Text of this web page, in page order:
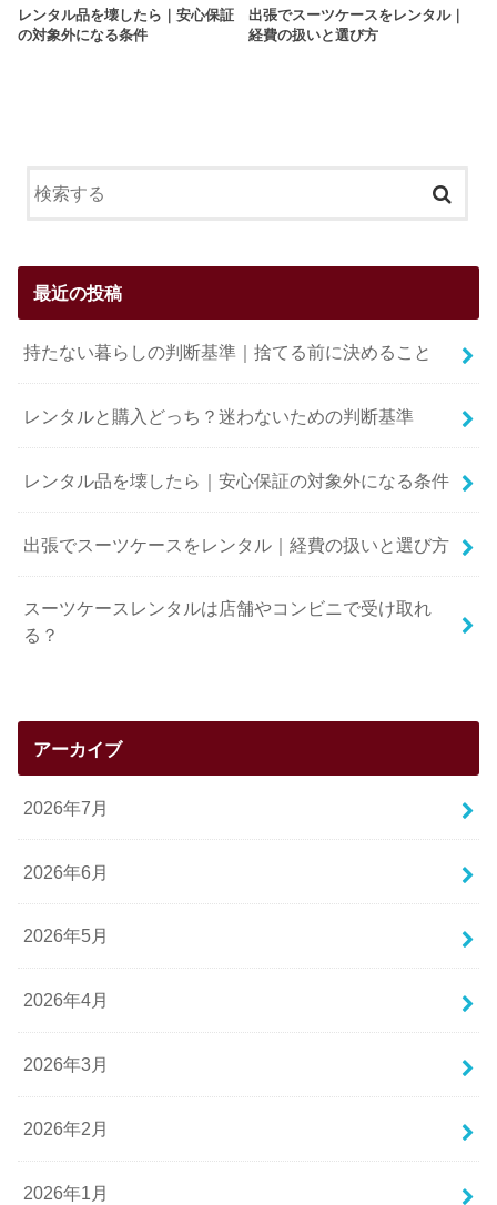
レンタル品を壊したら｜安心保証
の対象外になる条件
出張でスーツケースをレンタル｜
経費の扱いと選び方
最近の投稿
持たない暮らしの判断基準｜捨てる前に決めること
レンタルと購入どっち？迷わないための判断基準
レンタル品を壊したら｜安心保証の対象外になる条件
出張でスーツケースをレンタル｜経費の扱いと選び方
スーツケースレンタルは店舗やコンビニで受け取れ
る？
アーカイブ
2026年7月
2026年6月
2026年5月
2026年4月
2026年3月
2026年2月
2026年1月